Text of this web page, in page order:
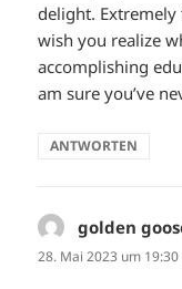
delight.
wish you realize
accomplishing
am sure you’ve
ANTWORTEN
golden
28. Mai 2023 um